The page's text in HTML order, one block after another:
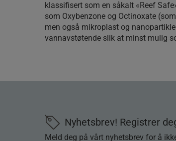
klassifisert som en såkalt «Reef
som Oxybenzone og Octinoxate
men også mikroplast og
vannavstøtende slik at minst mulig
Nyhetsbrev! Registrer
Meld deg på vårt nyhetsbrev for å